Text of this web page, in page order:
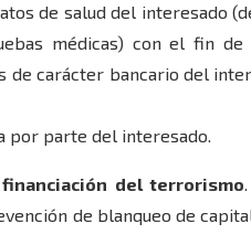
de salud del interesado
médicas) con el fin
de carácter bancario del
por parte del interesado.
del terrorismo
de blanqueo de